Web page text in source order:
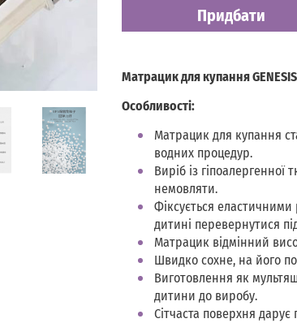
Придбати
Матрацик для купання
Особливості:
Матрацик для купання
водних процедур.
Виріб із
немовляти.
Фіксується
дитині перевернутися
Матрацик відмінний
Швидко сохне, на його
Виготовлення як
дитини до виробу.
Сітчаста поверхня дарує